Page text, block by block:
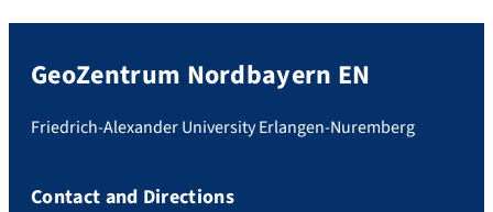
GeoZentrum Nordbayern EN
Friedrich-Alexander University Erlangen-Nuremberg
Contact and Directions